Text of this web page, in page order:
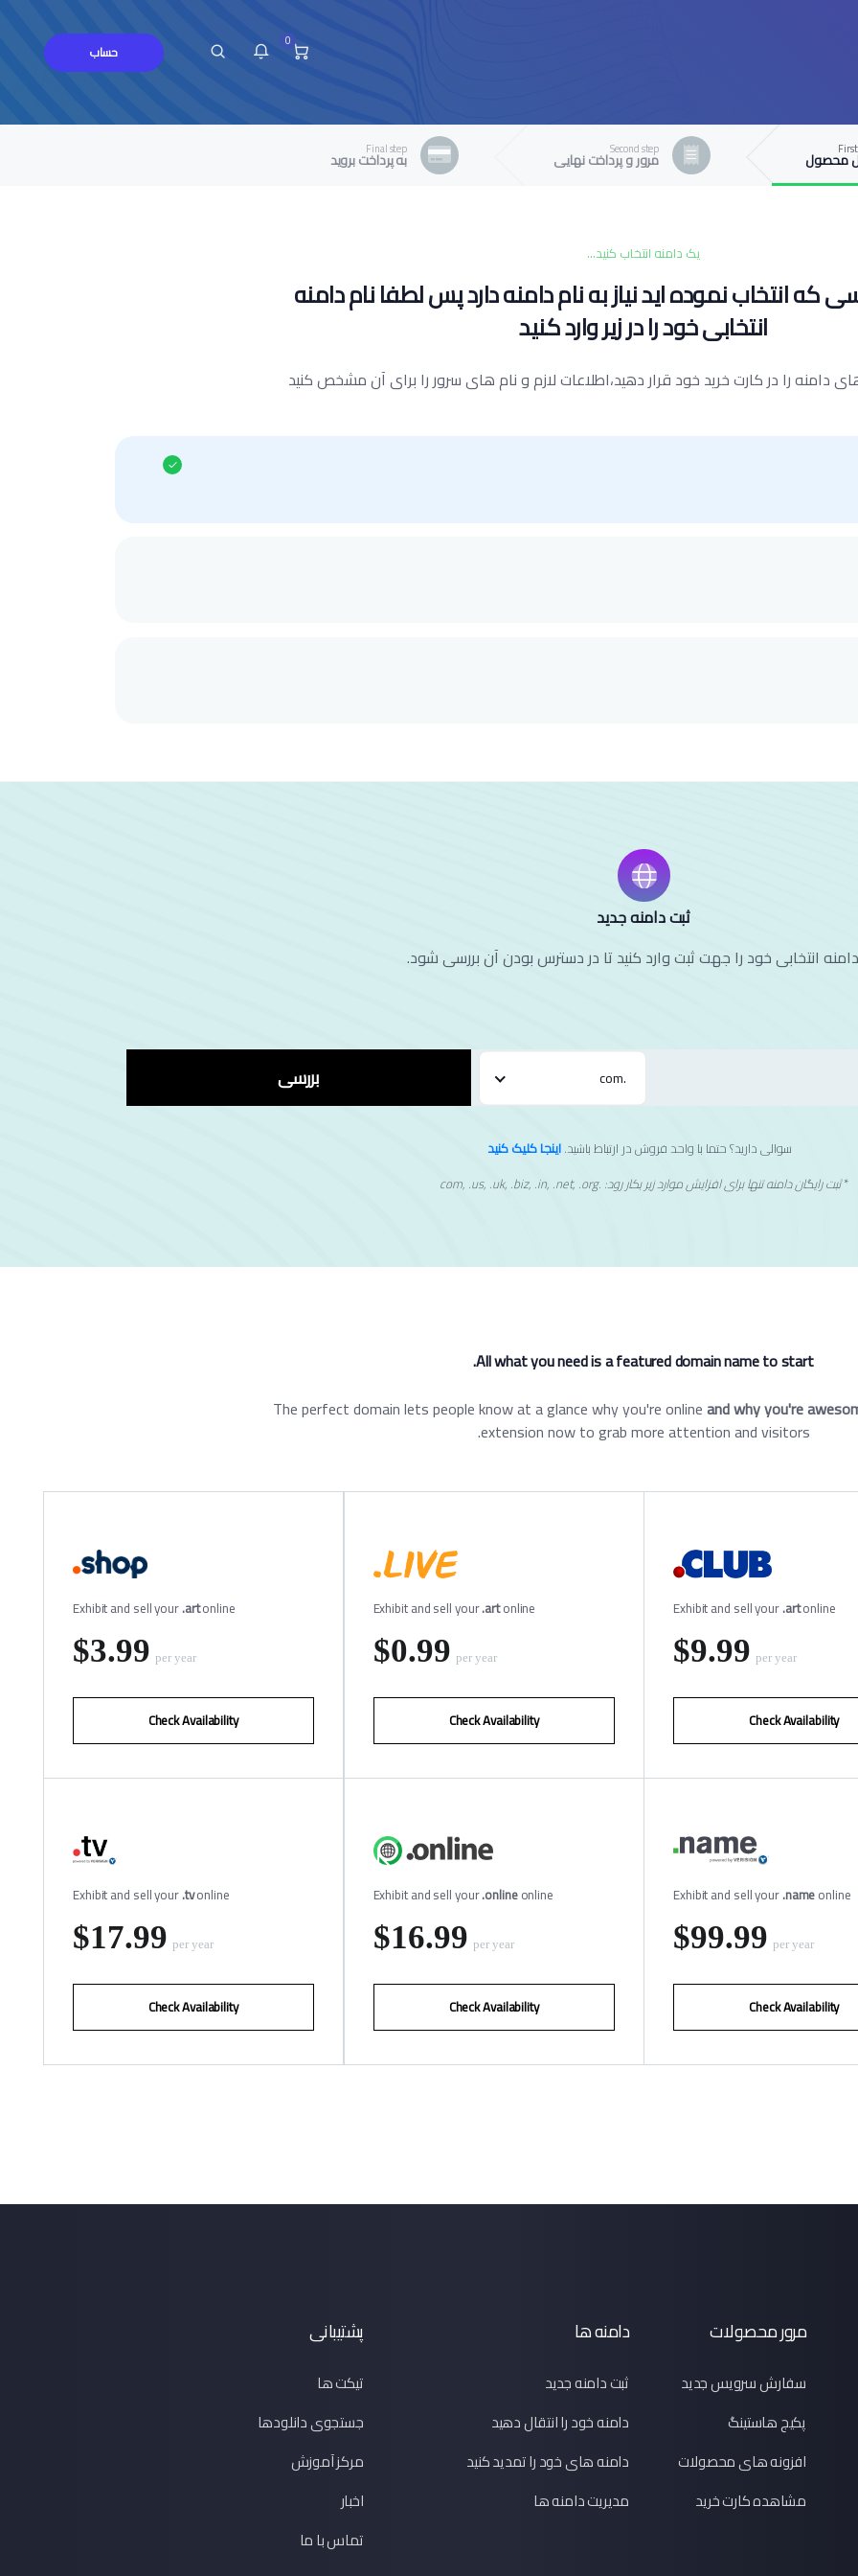
0
شما هیچ پیامی در این لحظه ندارید
حساب
محصول Second step
مرور و پرداخت نهایی Final step
به پرداخت بروید
یک دامنه انتخاب کنید...
انتخاب نموده اید نیاز به نام دامنه دارد پس لطفا نام دامنه
انتخابی خود را در زیر وارد کنید
های دامنه را در کارت خرید خود قرار دهید،اطلاعات لازم و نام های سرور را برای آن مشخص کنید
ثبت دامنه جدید
انتخابی خود را جهت ثبت وارد کنید تا در دسترس بودن آن بررسی شود.
.com بررسی
سوالی دارید؟ حتما با واحد فروش در ارتباط باشید.اینجا کلیک کنید
*ثبت رایگان دامنه تنها برای افزایش موارد زیر بکار رود: .com, .us, .uk, .biz, .in, .net, .org
All what you need is a featured domain name to start.
The perfect domain lets people know at a glance why you're onlineand why you're
extension now to grab more attention and visitors.
Exhibit and sell your.artonline
‪$9.99 per year
Check Availability
Exhibit and sell your.artonline
‪$0.99 per year
Check Availability
Exhibit and sell your.artonline
‪$3.99 per year
Check Availability
Exhibit and sell your.nameonline
‪$99.99 per year
Check Availability
Exhibit and sell your.onlineonline
‪$16.99 per year
Check Availability
Exhibit and sell your.tvonline
‪$17.99 per year
Check Availability
مرور محصولات
سفارش سرویس جدید
پکیج هاستینگ
افزونه های محصولات
مشاهده کارت خرید
دامنه ها
ثبت دامنه جدید
دامنه خود را انتقال دهید
دامنه های خود را تمدید کنید
مدیریت دامنه ها
پشتیبانی
تیکت ها
جستجوی دانلودها
مرکز آموزش
اخبار
تماس با ما